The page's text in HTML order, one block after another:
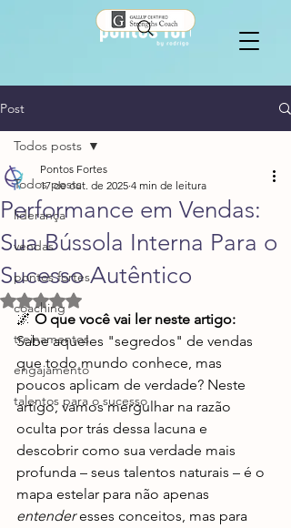
Post
Todos posts
liderança
vendas
pontos fortes
coaching
treinamentos
engajamento
talentos para o sucesso
Todos posts
Performance em Vendas:
Sua Bússola Interna Para o
Sucesso Autêntico
Pontos Fortes
17 de out. de 2025 4 min de leitura
Avaliado com NaN de 5 estrelas.
🌌 O que você vai ler neste artigo:
Sabe aqueles "segredos" de vendas
que todo mundo conhece, mas
poucos aplicam de verdade? Neste
artigo, vamos mergulhar na razão
oculta por trás dessa lacuna e
descobrir como sua verdade mais
profunda – seus talentos naturais – é o
mapa estelar para não apenas
entender esses conceitos, mas para